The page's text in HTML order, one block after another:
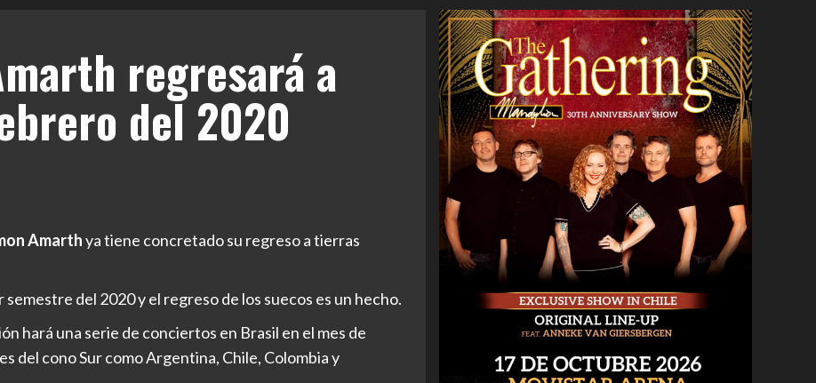
regresará a
del 2020
Amarthya tiene concretado su regreso a tierras
del 2020 y el regreso de los suecos es un hecho.
hará una serie de conciertos en Brasil en el mes de
del cono Sur como Argentina, Chile, Colombia y